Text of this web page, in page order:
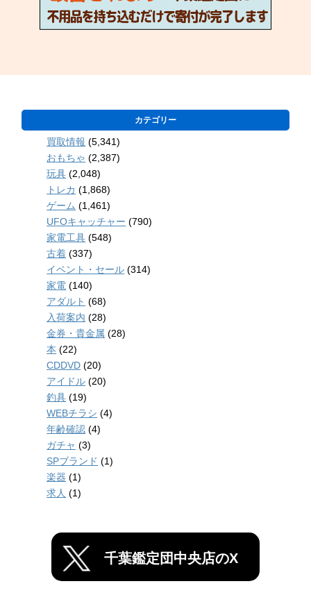
カテゴリー
買取情報 (5,341)
おもちゃ (2,387)
玩具 (2,048)
トレカ (1,868)
ゲーム (1,461)
UFOキャッチャー (790)
家電工具 (548)
古着 (337)
イベント・セール (314)
家電 (140)
アダルト (68)
入荷案内 (28)
金券・貴金属 (28)
本 (22)
CDDVD (20)
アイドル (20)
釣具 (19)
WEBチラシ (4)
年齢確認 (4)
ガチャ (3)
SPブランド (1)
楽器 (1)
求人 (1)
千葉鑑定団中央店のX